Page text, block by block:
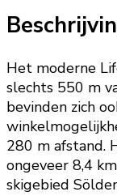
Het moderne
slechts 550 m
bevinden zich
280 m afstand.
ongeveer 8,4
skigebied